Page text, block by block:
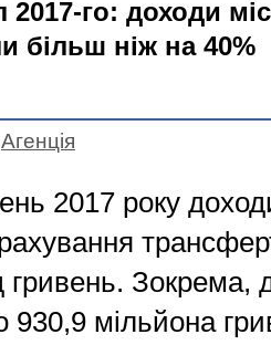
го: доходи
більш ніж на 40%
Агенцiя
2017 року
Зокрема,
мільйона